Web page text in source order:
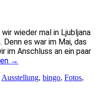
wieder mal in Ljubljana
Denn es war im Mai, das
im Anschluss an ein paar
→
Ausstellung, bingo, Fotos,